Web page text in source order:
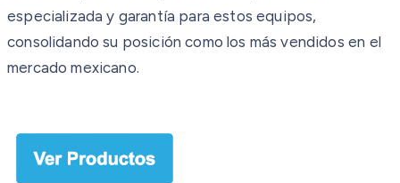
especializada y garantía para estos equipos,
consolidando su posición como los más vendidos en el
mercado mexicano.